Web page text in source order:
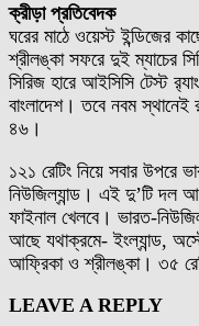
ক্রীড়া প্রতিবেদক
ঘরের মাঠে ওয়েস্ট ইন্ডিজের
শ্রীলঙ্কা সফরে দুই ম্যাচের
সিরিজ হারে আইসিসি টেস্ট
বাংলাদেশ। তবে নবম স্থানেই
৪৬।
১২১ রেটিং নিয়ে সবার উপরে
নিউজিল্যান্ড। এই দু’টি দল
ফাইনাল খেলবে। ভারত-
আছে যথাক্রমে- ইংল্যান্ড,
আফ্রিকা ও শ্রীলঙ্কা। ৩৫
LEAVE A REPLY